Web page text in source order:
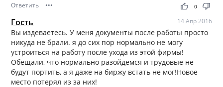
Ответить ••• thumb_up thumb_down
0
Гость 14 Апр 2016
Вы издеваетесь. У меня документы после работы просто
никуда не брали. я до сих пор нормально не могу
устроиться на работу после ухода из этой фирмы!
Обещали, что нормально разойдемся и трудовые не
будут портить, а я даже на биржу встать не мог!Новое
место потерял из за них!